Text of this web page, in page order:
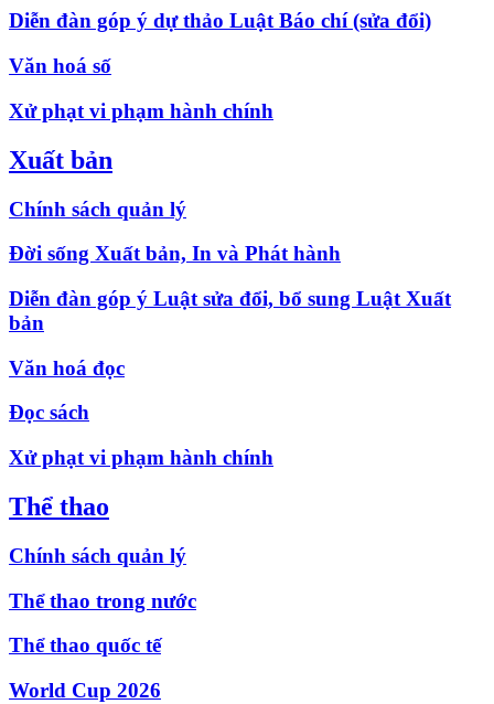
Diễn đàn góp ý dự thảo Luật Báo chí (sửa đổi)
Văn hoá số
Xử phạt vi phạm hành chính
Xuất bản
Chính sách quản lý
Đời sống Xuất bản, In và Phát hành
Diễn đàn góp ý Luật sửa đổi, bổ sung Luật Xuất
bản
Văn hoá đọc
Đọc sách
Xử phạt vi phạm hành chính
Thể thao
Chính sách quản lý
Thể thao trong nước
Thể thao quốc tế
World Cup 2026